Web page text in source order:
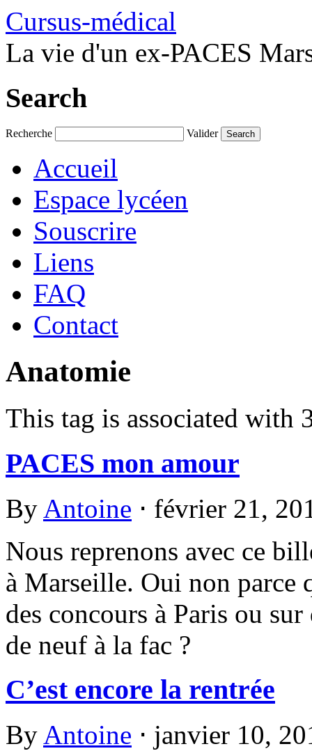
Cursus-médical
La vie d'un ex-PACES
Search
Recherche Valider
Accueil
Espace lycéen
Souscrire
Liens
FAQ
Contact
Anatomie
This tag is associated with
PACES mon amour
By Antoine ⋅ février 21,
Nous reprenons avec ce
à Marseille. Oui non parce
des concours à Paris ou
de neuf à la fac ?
C’est encore la rentrée
By Antoine ⋅ janvier 10,